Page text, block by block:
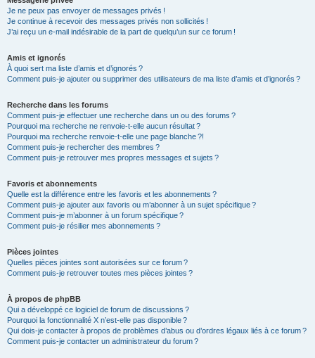
Je ne peux pas envoyer de messages privés !
Je continue à recevoir des messages privés non sollicités !
J’ai reçu un e-mail indésirable de la part de quelqu’un sur ce forum !
Amis et ignorés
À quoi sert ma liste d’amis et d’ignorés ?
Comment puis-je ajouter ou supprimer des utilisateurs de ma liste d’amis et d’ignorés ?
Recherche dans les forums
Comment puis-je effectuer une recherche dans un ou des forums ?
Pourquoi ma recherche ne renvoie-t-elle aucun résultat ?
Pourquoi ma recherche renvoie-t-elle une page blanche ?!
Comment puis-je rechercher des membres ?
Comment puis-je retrouver mes propres messages et sujets ?
Favoris et abonnements
Quelle est la différence entre les favoris et les abonnements ?
Comment puis-je ajouter aux favoris ou m’abonner à un sujet spécifique ?
Comment puis-je m’abonner à un forum spécifique ?
Comment puis-je résilier mes abonnements ?
Pièces jointes
Quelles pièces jointes sont autorisées sur ce forum ?
Comment puis-je retrouver toutes mes pièces jointes ?
À propos de phpBB
Qui a développé ce logiciel de forum de discussions ?
Pourquoi la fonctionnalité X n’est-elle pas disponible ?
Qui dois-je contacter à propos de problèmes d’abus ou d’ordres légaux liés à ce forum ?
Comment puis-je contacter un administrateur du forum ?